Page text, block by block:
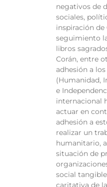
negativos de
sociales,
inspiración
seguimiento
libros
Corán, entre
adhesión a
(Humanidad,
e
internacional
actuar en
adhesión a
realizar un
humanitario,
situación de
social